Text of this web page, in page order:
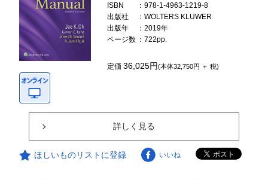
ISBN
：978-1-4963-1219-8
出版社
：WOLTERS KLUWER
出版年
：2019年
ページ数 ：722pp.
定価36,025円(本体32,750円 ＋ 税)
詳しく見る
ほしいものリストに登録 いいね